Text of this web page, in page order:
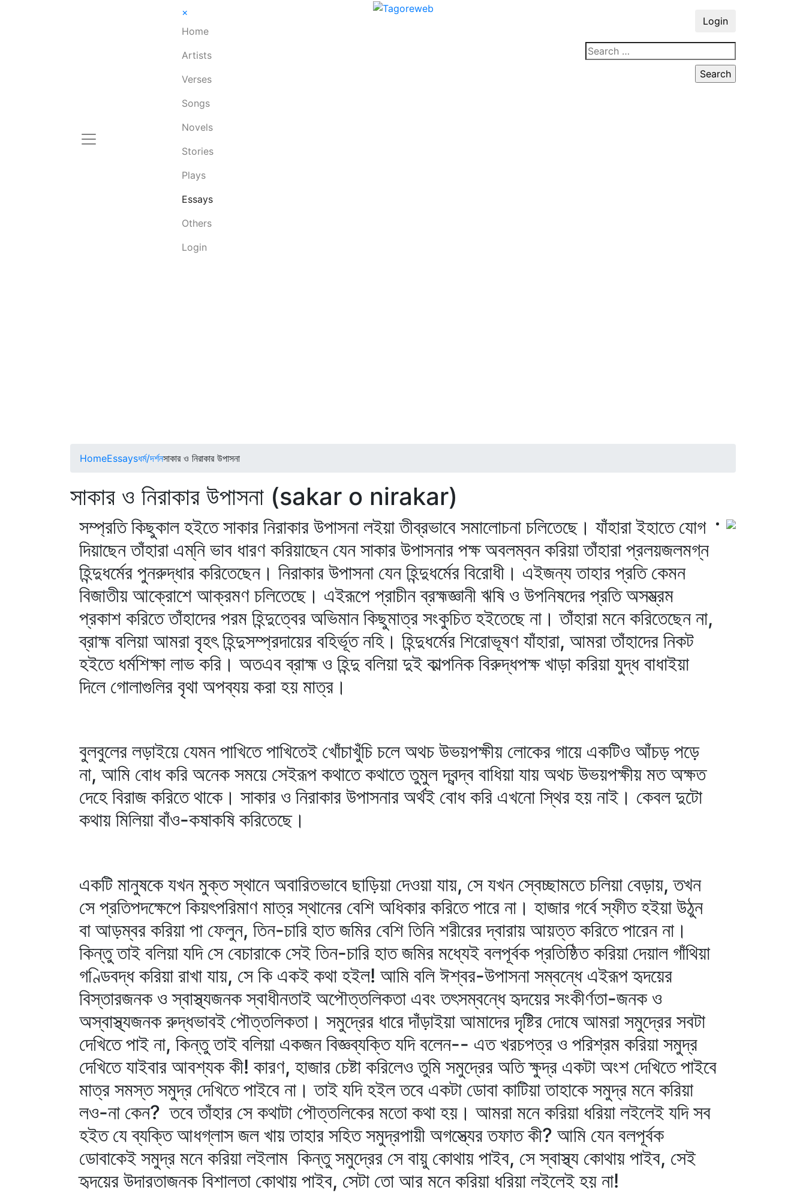
×
Home
Artists
Verses
Songs
Novels
Stories
Plays
Essays
Others
Login
Login
HomeEssaysধর্ম/দর্শনসাকার ও নিরাকার উপাসনা
সাকার ও নিরাকার উপাসনা (sakar o nirakar)
সম্প্রতি কিছুকাল হইতে সাকার নিরাকার উপাসনা লইয়া তীব্রভাবে সমালোচনা চলিতেছে। যাঁহারা ইহাতে যোগ
দিয়াছেন তাঁহারা এম্‌নি ভাব ধারণ করিয়াছেন যেন সাকার উপাসনার পক্ষ অবলম্বন করিয়া তাঁহারা প্রলয়জলমগ্ন
হিন্দুধর্মের পুনরুদ্ধার করিতেছেন। নিরাকার উপাসনা যেন হিন্দুধর্মের বিরোধী। এইজন্য তাহার প্রতি কেমন
বিজাতীয় আক্রোশে আক্রমণ চলিতেছে। এইরূপে প্রাচীন ব্রহ্মজ্ঞানী ঋষি ও উপনিষদের প্রতি অসম্ভ্রম
প্রকাশ করিতে তাঁহাদের পরম হিন্দুত্বের অভিমান কিছুমাত্র সংকুচিত হইতেছে না। তাঁহারা মনে করিতেছেন না,
ব্রাহ্ম বলিয়া আমরা বৃহৎ হিন্দুসম্প্রদায়ের বহির্ভূত নহি। হিন্দুধর্মের শিরোভূষণ যাঁহারা, আমরা তাঁহাদের নিকট
হইতে ধর্মশিক্ষা লাভ করি। অতএব ব্রাহ্ম ও হিন্দু বলিয়া দুই কাল্পনিক বিরুদ্ধপক্ষ খাড়া করিয়া যুদ্ধ বাধাইয়া
দিলে গোলাগুলির বৃথা অপব্যয় করা হয় মাত্র।
বুলবুলের লড়াইয়ে যেমন পাখিতে পাখিতেই খোঁচাখুঁচি চলে অথচ উভয়পক্ষীয় লোকের গায়ে একটিও আঁচড় পড়ে
না, আমি বোধ করি অনেক সময়ে সেইরূপ কথাতে কথাতে তুমুল দ্বন্দ্ব বাধিয়া যায় অথচ উভয়পক্ষীয় মত অক্ষত
দেহে বিরাজ করিতে থাকে। সাকার ও নিরাকার উপাসনার অর্থই বোধ করি এখনো স্থির হয় নাই। কেবল দুটো
কথায় মিলিয়া বাঁও-কষাকষি করিতেছে।
একটি মানুষকে যখন মুক্ত স্থানে অবারিতভাবে ছাড়িয়া দেওয়া যায়, সে যখন স্বেচ্ছামতে চলিয়া বেড়ায়, তখন
সে প্রতিপদক্ষেপে কিয়ৎপরিমাণ মাত্র স্থানের বেশি অধিকার করিতে পারে না। হাজার গর্বে স্ফীত হইয়া উঠুন
বা আড়ম্বর করিয়া পা ফেলুন, তিন-চারি হাত জমির বেশি তিনি শরীরের দ্বারায় আয়ত্ত করিতে পারেন না।
কিন্তু তাই বলিয়া যদি সে বেচারাকে সেই তিন-চারি হাত জমির মধ্যেই বলপূর্বক প্রতিষ্ঠিত করিয়া দেয়াল গাঁথিয়া
গণ্ডিবদ্ধ করিয়া রাখা যায়, সে কি একই কথা হইল! আমি বলি ঈশ্বর-উপাসনা সম্বন্ধে এইরূপ হৃদয়ের
বিস্তারজনক ও স্বাস্থ্যজনক স্বাধীনতাই অপৌত্তলিকতা এবং তৎসম্বন্ধে হৃদয়ের সংকীর্ণতা-জনক ও
অস্বাস্থ্যজনক রুদ্ধভাবই পৌত্তলিকতা। সমুদ্রের ধারে দাঁড়াইয়া আমাদের দৃষ্টির দোষে আমরা সমুদ্রের সবটা
দেখিতে পাই না, কিন্তু তাই বলিয়া একজন বিজ্ঞব্যক্তি যদি বলেন-- এত খরচপত্র ও পরিশ্রম করিয়া সমুদ্র
দেখিতে যাইবার আবশ্যক কী! কারণ, হাজার চেষ্টা করিলেও তুমি সমুদ্রের অতি ক্ষুদ্র একটা অংশ দেখিতে পাইবে
মাত্র সমস্ত সমুদ্র দেখিতে পাইবে না। তাই যদি হইল তবে একটা ডোবা কাটিয়া তাহাকে সমুদ্র মনে করিয়া
লও-না কেন? তবে তাঁহার সে কথাটা পৌত্তলিকের মতো কথা হয়। আমরা মনে করিয়া ধরিয়া লইলেই যদি সব
হইত যে ব্যক্তি আধগ্লাস জল খায় তাহার সহিত সমুদ্রপায়ী অগস্ত্যের তফাত কী? আমি যেন বলপূর্বক
ডোবাকেই সমুদ্র মনে করিয়া লইলাম কিন্তু সমুদ্রের সে বায়ু কোথায় পাইব, সে স্বাস্থ্য কোথায় পাইব, সেই
হৃদয়ের উদারতাজনক বিশালতা কোথায় পাইব, সেটা তো আর মনে করিয়া ধরিয়া লইলেই হয় না!